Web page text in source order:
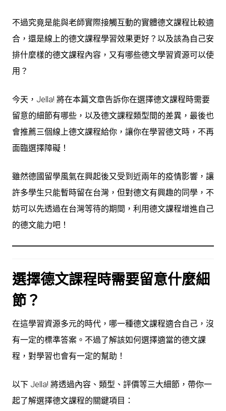
不過究竟是能與老師實際接觸互動的實體德文課程比較適
合，還是線上的德文課程學習效果更好？以及該為自己安
排什麼樣的德文課程內容，又有哪些德文學習資源可以使
用？
今天，Jella! 將在本篇文章告訴你在選擇德文課程時需要
留意的細節有哪些，以及德文課程類型間的差異，最後也
會推薦三個線上德文課程給你，讓你在學習德文時，不再
面臨選擇障礙！
雖然德國留學風氣在興起後又受到近兩年的疫情影響，讓
許多學生只能暫時留在台灣，但對德文有興趣的同學，不
妨可以先透過在台灣等待的期間，利用德文課程增進自己
的德文能力吧！
選擇德文課程時需要留意什麼細
節？
在這學習資源多元的時代，哪一種德文課程適合自己，沒
有一定的標準答案。不過了解該如何選擇適當的德文課
程，對學習也會有一定的幫助！
以下 Jella! 將透過內容、類型、評價等三大細節，帶你一
起了解選擇德文課程的關鍵項目：